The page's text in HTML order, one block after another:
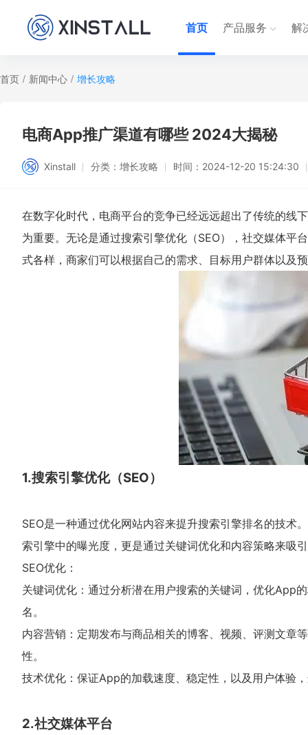
首页 产品服务 解
首页 / 新闻中心 / 增长攻略
电商App推广渠道有哪些 2024大揭秘
Xinstall 分类： 增长攻略 时间： 2024-12-20 15:24:30
在数字化时代，电商平台的竞争已经远远超出了传统的线
为重要。无论是通过搜索引擎优化（SEO），社交媒体平
式各样，商家们可以根据自己的需求、目标用户群体以及
1.搜索引擎优化（SEO）
SEO是一种通过优化网站内容来提升搜索引擎排名的技
索引擎中的曝光度，更是通过关键词优化和内容策略来吸
SEO优化：
关键词优化：通过分析潜在用户搜索的关键词，优化App
名。
内容营销：定期发布与商品相关的博客、视频、评测文章
性。
技术优化：保证App的加载速度、稳定性，以及用户体验
2.社交媒体平台